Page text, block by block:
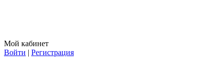
Мой кабинет
Войти | Регистрация